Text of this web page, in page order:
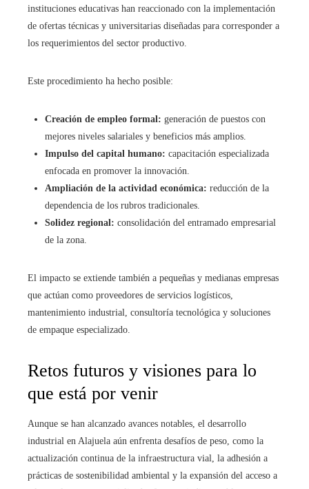
instituciones educativas han reaccionado con la implementación
de ofertas técnicas y universitarias diseñadas para corresponder a
los requerimientos del sector productivo.
Este procedimiento ha hecho posible:
Creación de empleo formal: generación de puestos con
mejores niveles salariales y beneficios más amplios.
Impulso del capital humano: capacitación especializada
enfocada en promover la innovación.
Ampliación de la actividad económica: reducción de la
dependencia de los rubros tradicionales.
Solidez regional: consolidación del entramado empresarial
de la zona.
El impacto se extiende también a pequeñas y medianas empresas
que actúan como proveedores de servicios logísticos,
mantenimiento industrial, consultoría tecnológica y soluciones
de empaque especializado.
Retos futuros y visiones para lo
que está por venir
Aunque se han alcanzado avances notables, el desarrollo
industrial en Alajuela aún enfrenta desafíos de peso, como la
actualización continua de la infraestructura vial, la adhesión a
prácticas de sostenibilidad ambiental y la expansión del acceso a